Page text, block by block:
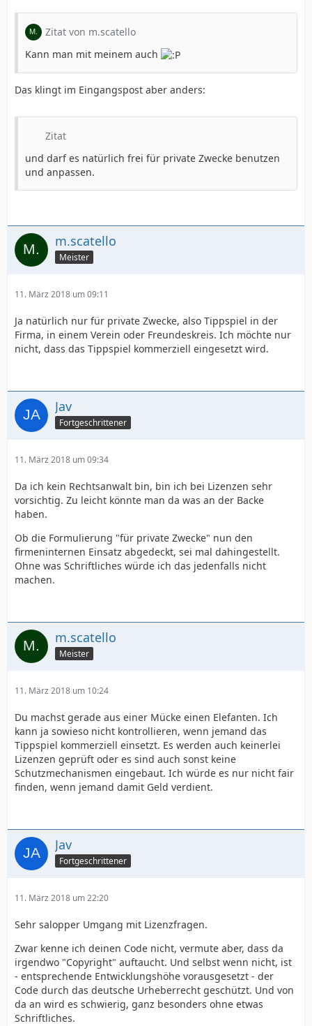
Zitat von m.scatello
Kann man mit meinem auch
Das klingt im Eingangspost aber anders:
Zitat
und darf es natürlich frei für private Zwecke benutzen
und anpassen.
m.scatello
Meister
11. März 2018 um 09:11
Ja natürlich nur für private Zwecke, also Tippspiel in der
Firma, in einem Verein oder Freundeskreis. Ich möchte nur
nicht, dass das Tippspiel kommerziell eingesetzt wird.
Jav
Fortgeschrittener
11. März 2018 um 09:34
Da ich kein Rechtsanwalt bin, bin ich bei Lizenzen sehr
vorsichtig. Zu leicht könnte man da was an der Backe
haben.
Ob die Formulierung "für private Zwecke" nun den
firmeninternen Einsatz abgedeckt, sei mal dahingestellt.
Ohne was Schriftliches würde ich das jedenfalls nicht
machen.
m.scatello
Meister
11. März 2018 um 10:24
Du machst gerade aus einer Mücke einen Elefanten. Ich
kann ja sowieso nicht kontrollieren, wenn jemand das
Tippspiel kommerziell einsetzt. Es werden auch keinerlei
Lizenzen geprüft oder es sind auch sonst keine
Schutzmechanismen eingebaut. Ich würde es nur nicht fair
finden, wenn jemand damit Geld verdient.
Jav
Fortgeschrittener
11. März 2018 um 22:20
Sehr salopper Umgang mit Lizenzfragen.
Zwar kenne ich deinen Code nicht, vermute aber, dass da
irgendwo "Copyright" auftaucht. Und selbst wenn nicht, ist
- entsprechende Entwicklungshöhe vorausgesetzt - der
Code durch das deutsche Urheberrecht geschützt. Und von
da an wird es schwierig, ganz besonders ohne etwas
Schriftliches.